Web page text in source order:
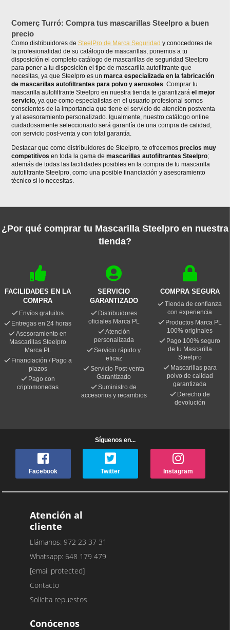
Comerç Turró: Compra tus mascarillas Steelpro a buen
precio
Como distribuidores deSteelPro de Marca Seguridad y conocedores de
la profesionalidad de su catálogo de mascarillas, ponemos a tu
disposición el completo catálogo de mascarillas de seguridad Steelpro
para poner a tu disposición el tipo de mascarilla autofiltrante que
necesitas, ya que Steelpro es unmarca especializada en la fabricación
de mascarillas autofiltrantes para polvo y aerosoles. Comprar tu
mascarilla autofiltrante Steelpro en nuestra tienda te garantizaráel mejor
servicio, ya que como especialistas en el usuario profesional somos
conscientes de la importancia que tiene el servicio de atención postventa
y al asesoramiento personalizado. Igualmente, nuestro catálogo online
cuidadosamente seleccionado será garantía de una compra de calidad,
con servicio post-venta y con total garantía.
Destacar que como distribuidores de Steelpro, te ofrecemosprecios muy
competitivos en toda la gama demascarillas autofiltrantesSteelpro;
además de todas las facilidades posibles en la compra de tu mascarilla
autofiltrante Steelpro, como una posible financiación y asesoramiento
técnico si lo necesitas.
¿Por qué comprar tu Mascarilla Steelpro en nuestra
tienda?
FACILIDADES EN LA
COMPRA
Envíos gratuitos
Entregas en 24 horas
Asesoramiento en
Mascarillas Steelpro
Marca PL
Financiación / Pago a
plazos
Pago con
criptomonedas
SERVICIO
GARANTIZADO
Distribuidores
oficiales Marca PL
Atención
personalizada
Servicio rápido y
eficaz
Servicio Post-venta
Garantizado
Suministro de
accesorios y recambios
COMPRA SEGURA
Tienda de confianza
con experiencia
Productos Marca PL
100% originales
Pago 100% seguro
de tu Mascarilla
Steelpro
Mascarillas para
polvo de calidad
garantizada
Derecho de
devolución
Síguenos en...
Facebook Twitter Instagram
Atención al
cliente
Llámanos: 972 23 37 31
Whatsapp: 648 179 479
[email protected]
Contacto
Solicita repuestos
Conócenos